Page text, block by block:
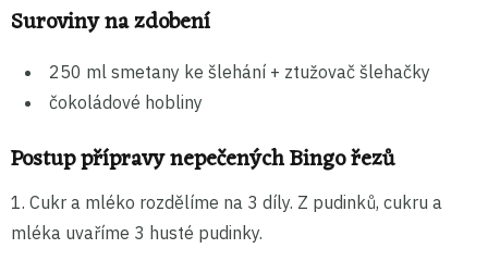
Suroviny na zdobení
250 ml smetany ke šlehání + ztužovač šlehačky
čokoládové hobliny
Postup přípravy nepečených Bingo řezů
1. Cukr a mléko rozdělíme na 3 díly. Z pudinků, cukru a
mléka uvaříme 3 husté pudinky.